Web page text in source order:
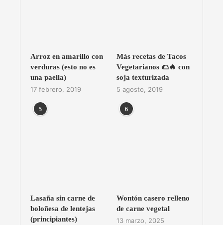
Arroz en amarillo con
verduras (esto no es
una paella)
17 febrero, 2019
Más recetas de Tacos
Vegetarianos 🌮🔥 con
soja texturizada
5 agosto, 2019
5
Lasaña sin carne de
boloñesa de lentejas
(principiantes)
6
Wontón casero relleno
de carne vegetal
13 marzo, 2025